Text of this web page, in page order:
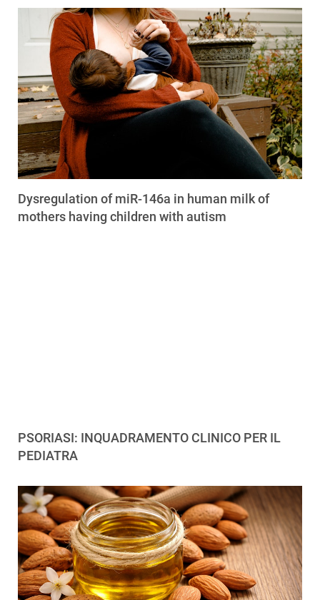
Dysregulation of miR-146a in human milk of
mothers having children with autism
PSORIASI: INQUADRAMENTO CLINICO PER IL
PEDIATRA